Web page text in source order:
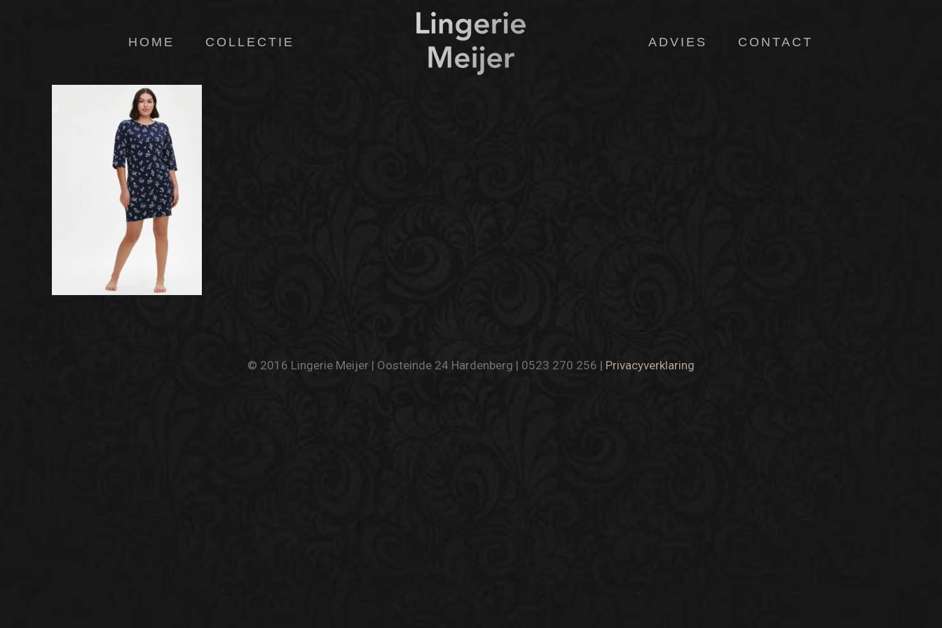
HOME COLLECTIE ADVIES CONTACT
© 2016 Lingerie Meijer | Oosteinde 24 Hardenberg | 0523 270 256 | Privacyverklaring